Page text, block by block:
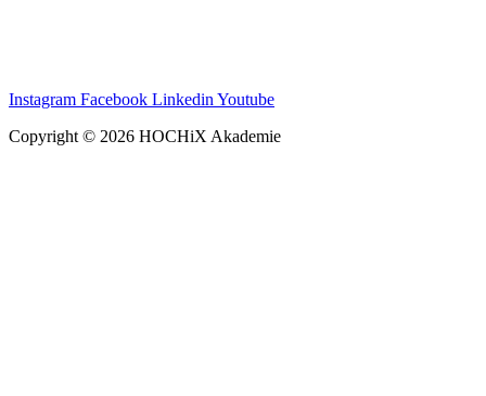
Instagram Facebook Linkedin Youtube
Copyright © 2026 HOCHiX Akademie